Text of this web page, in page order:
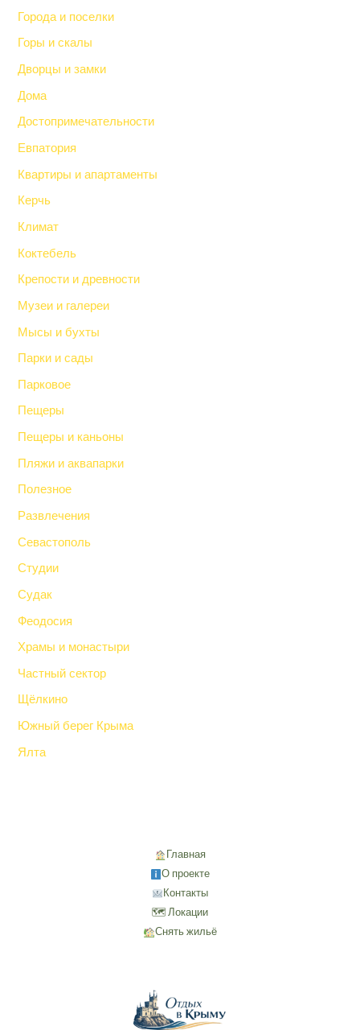
Города и поселки
Горы и скалы
Дворцы и замки
Дома
Достопримечательности
Евпатория
Квартиры и апартаменты
Керчь
Климат
Коктебель
Крепости и древности
Музеи и галереи
Мысы и бухты
Парки и сады
Парковое
Пещеры
Пещеры и каньоны
Пляжи и аквапарки
Полезное
Развлечения
Севастополь
Студии
Судак
Феодосия
Храмы и монастыри
Частный сектор
Щёлкино
Южный берег Крыма
Ялта
Главная
О проекте
Контакты
🗺 Локации
Снять жильё